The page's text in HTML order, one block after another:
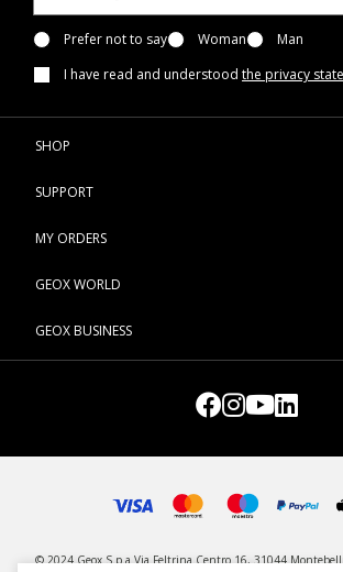
Prefer not to say Woman
Man
I have read and understood the privacy
SHOP
SUPPORT
MY ORDERS
GEOX WORLD
GEOX BUSINESS
© 2024 Geox S.p.a Via Feltrina Centro 16, 31044